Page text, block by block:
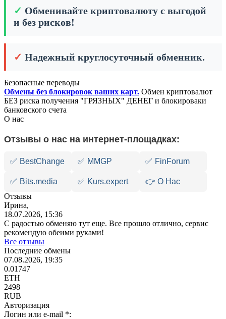
✓ Обменивайте криптовалюту с выгодой
и без рисков!
✓ Надежный круглосуточный обменник.
Безопасные переводы
Обмены без блокировок ваших карт. Обмен криптовалют
БЕЗ риска получения "ГРЯЗНЫХ" ДЕНЕГ и блокироваки
банковского счета
О нас
Отзывы о нас на интернет-площадках:
✅ BestChange ✅ MMGP ✅ FinForum
✅ Bits.media ✅ Kurs.expert
👉 О Нас
Отзывы
Ирина,
18.07.2026, 15:36
С радостью обменяю тут еще. Все прошло отлично, сервис
рекомендую обеими руками!
Все отзывы
Последние обмены
07.08.2026, 19:35
0.01747
ETH
2498
RUB
Авторизация
Логин или e-mail *: